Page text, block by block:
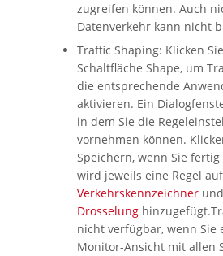
zugreifen können. Auch
Datenverkehr kann nicht
Traffic Shaping: Klicken
Schaltfläche Shape, um
die entsprechende
aktivieren. Ein
in dem Sie die
vornehmen können.
Speichern, wenn Sie
wird jeweils eine Regel
Verkehrskennzeichner und
Drosselung
nicht verfügbar, wenn Sie
Monitor-Ansicht mit allen